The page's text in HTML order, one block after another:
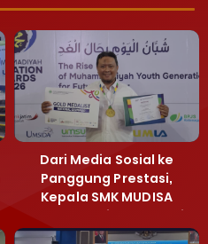
Dari Media Sosial ke
Panggung Prestasi,
Kepala SMK MUDISA
Irvandy Andriansyah Raih
Emas MEA 2026